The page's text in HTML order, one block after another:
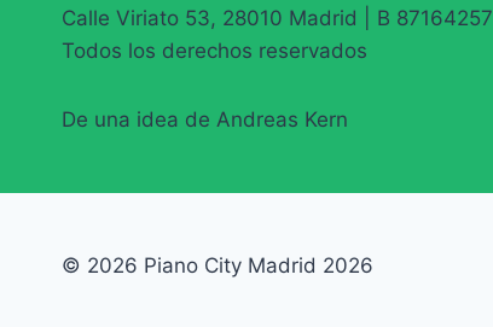
Calle Viriato 53, 28010 Madrid | B 87164257
Todos los derechos reservados
De una idea de Andreas Kern
© 2026 Piano City Madrid 2026